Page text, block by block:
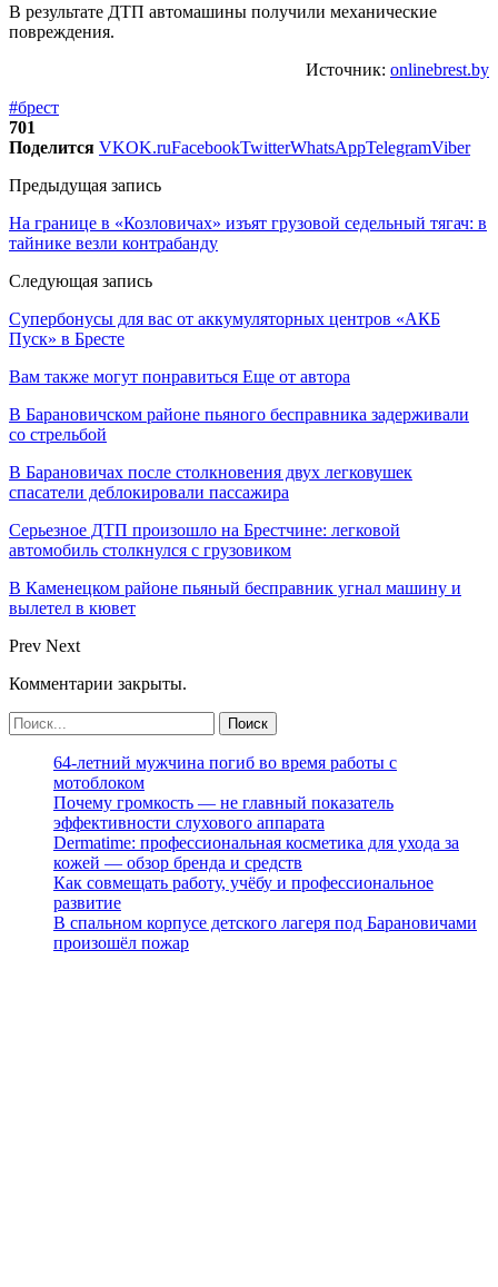
В результате ДТП автомашины получили механические
повреждения.
Источник: onlinebrest.by
#брест
701
Поделится VKOK.ruFacebookTwitterWhatsAppTelegramViber
Предыдущая запись
На границе в «Козловичах» изъят грузовой седельный тягач: в
тайнике везли контрабанду
Следующая запись
Супербонусы для вас от аккумуляторных центров «АКБ
Пуск» в Бресте
Вам также могут понравиться Еще от автора
В Барановичском районе пьяного бесправника задерживали
со стрельбой
В Барановичах после столкновения двух легковушек
спасатели деблокировали пассажира
Серьезное ДТП произошло на Брестчине: легковой
автомобиль столкнулся с грузовиком
В Каменецком районе пьяный бесправник угнал машину и
вылетел в кювет
Prev Next
Комментарии закрыты.
64-летний мужчина погиб во время работы с
мотоблоком
Почему громкость — не главный показатель
эффективности слухового аппарата
Dermatime: профессиональная косметика для ухода за
кожей — обзор бренда и средств
Как совмещать работу, учёбу и профессиональное
развитие
В спальном корпусе детского лагеря под Барановичами
произошёл пожар